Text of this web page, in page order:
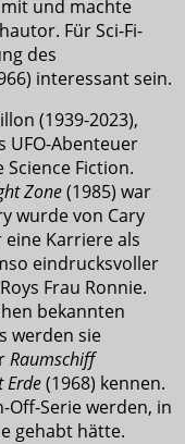
und machte
Für Sci-Fi-
des
interessant sein.
(1939-2023),
UFO-Abenteuer
Fiction.
Zone(1985) war
wurde von Cary
Karriere als
eindrucksvoller
Frau Ronnie.
bekannten
werden sie
Raumschiff
Erde(1968) kennen.
Serie werden, in
gehabt hätte.